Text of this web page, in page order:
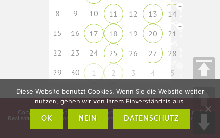
8
9 10 11 12 13 14
+
15 16 17 18 19 20 21
+
22 23 24 25 26 27
28
29
30 1 2 3 4 5
+
Copyright © 2026 fladungen-rhoen.de
• Idee, Konzeption, Webdesign &
Realisation:
CMS – Cross Media Solutions GmbH – www.crossmediasolutions.de
Diese Website benutzt Cookies. Wenn Sie die Website weiter
nutzen, gehen wir von Ihrem Einverständnis aus.
OK NEIN DATENSCHUTZ